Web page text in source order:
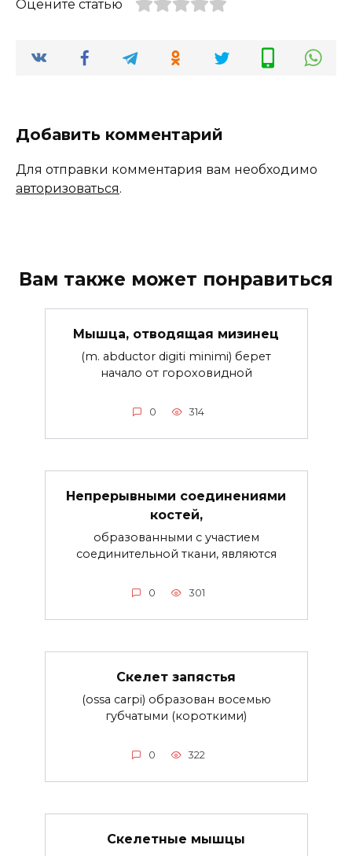
Оцените статью
Добавить комментарий
Для отправки комментария вам необходимо
авторизоваться.
Вам также может понравиться
Мышца, отводящая мизинец
(m. abductor digiti minimi) берет
начало от гороховидной
0 314
Непрерывными соединениями
костей,
образованными с участием
соединительной ткани, являются
0 301
Скелет запястья
(ossa carpi) образован восемью
губчатыми (короткими)
0 322
Скелетные мышцы